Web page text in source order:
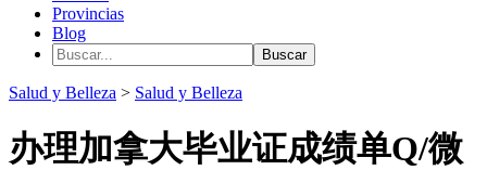
Provincias
Blog
Salud y Belleza > Salud y Belleza
办理加拿大毕业证成绩单Q/微